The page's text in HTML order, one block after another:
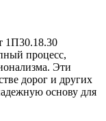
1П30.18.30
процесс,
Эти
дорог и других
основу для